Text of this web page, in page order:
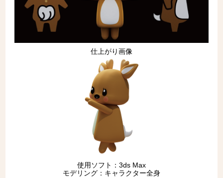
仕上がり画像
使用ソフト：3ds Max
モデリング：キャラクター全身